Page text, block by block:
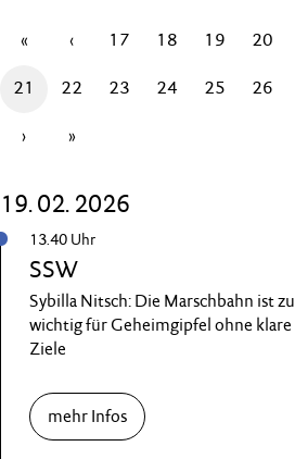
« ‹ 17 18 19 20
21 22 23 24 25 26
› »
19. 02. 2026
13.40 Uhr
SSW
Sybilla Nitsch: Die Marschbahn ist zu
wichtig für Geheimgipfel ohne klare
Ziele
mehr Infos